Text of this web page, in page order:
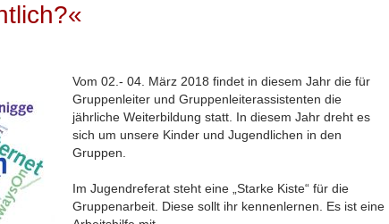
Vom 02.- 04. März 2018 findet in diesem Jahr die für
Gruppenleiter und Gruppenleiterassistenten die
jährliche Weiterbildung statt. In diesem Jahr dreht es
sich um unsere Kinder und Jugendlichen in den
Gruppen.
Im Jugendreferat steht eine „Starke Kiste“ für die
Gruppenarbeit. Diese sollt ihr kennenlernen. Es ist eine